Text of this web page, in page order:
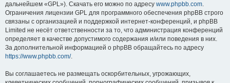
дальнейшем «GPL»). Скачать его можно по адресу www.phpbb.com.
Ограничения лицензии GPL для программного обеспечения phpBB строго
связаны с организацией и поддержкой интернет-конференций, и phpBB
Limited не несёт ответственности за то, что администрация конференций
определяет в качестве допустимого содержания и/или поведения в них.
За дополнительной информацией о phpBB обращайтесь по адресу
https://www.phpbb.com/.
Вы соглашаетесь не размещать оскорбительных, угрожающих,